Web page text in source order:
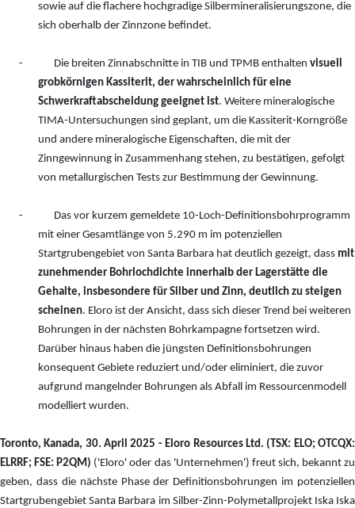
sowie auf die flachere hochgradige Silbermineralisierungszone, die
sich oberhalb der Zinnzone befindet.
- Die breiten Zinnabschnitte in TIB und TPMB enthalten visuell
grobkörnigen Kassiterit, der wahrscheinlich für eine
Schwerkraftabscheidung geeignet ist. Weitere mineralogische
TIMA-Untersuchungen sind geplant, um die Kassiterit-Korngröße
und andere mineralogische Eigenschaften, die mit der
Zinngewinnung in Zusammenhang stehen, zu bestätigen, gefolgt
von metallurgischen Tests zur Bestimmung der Gewinnung.
-
Das vor kurzem gemeldete 10-Loch-Definitionsbohrprogramm
mit einer Gesamtlänge von 5.290 m im potenziellen
Startgrubengebiet von Santa Barbara hat deutlich gezeigt, dass mit
zunehmender Bohrlochdichte innerhalb der Lagerstätte die
Gehalte, insbesondere für Silber und Zinn, deutlich zu steigen
scheinen. Eloro ist der Ansicht, dass sich dieser Trend bei weiteren
Bohrungen in der nächsten Bohrkampagne fortsetzen wird.
Darüber hinaus haben die jüngsten Definitionsbohrungen
konsequent Gebiete reduziert und/oder eliminiert, die zuvor
aufgrund mangelnder Bohrungen als Abfall im Ressourcenmodell
modelliert wurden.
Toronto, Kanada, 30. April 2025 - Eloro Resources Ltd. (TSX: ELO; OTCQX:
ELRRF; FSE: P2QM) ('Eloro' oder das 'Unternehmen') freut sich, bekannt zu
geben, dass die nächste Phase der Definitionsbohrungen im potenziellen
Startgrubengebiet Santa Barbara im Silber-Zinn-Polymetallprojekt Iska Iska